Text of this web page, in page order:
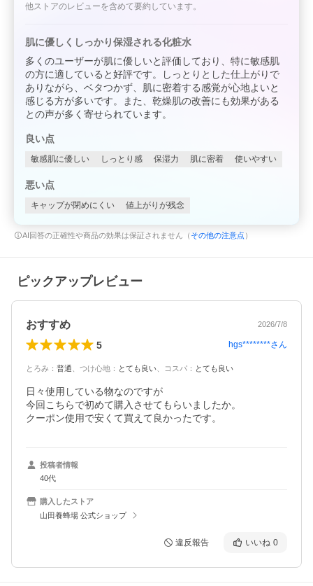
他ストアのレビューを含めて要約しています。
肌に優しくしっかり保湿される化粧水
多くのユーザーが肌に優しいと評価しており、特に敏感肌
の方に適していると好評です。しっとりとした仕上がりで
ありながら、ベタつかず、肌に密着する感覚が心地よいと
感じる方が多いです。また、乾燥肌の改善にも効果がある
との声が多く寄せられています。
良い点
敏感肌に優しい しっとり感 保湿力 肌に密着 使いやすい
悪い点
キャップが閉めにくい 値上がりが残念
AI回答の正確性や商品の効果は保証されません（ その他の注意点 ）
ピックアップレビュー
おすすめ 2026/7/8
5 hgs********さん
とろみ ： 普通 つけ心地 ： とても良い コスパ ： とても良い
日々使用している物なのですが
今回こちらで初めて購入させてもらいましたか。
クーポン使用で安くて買えて良かったです。
投稿者情報
40代
購入したストア
山田養蜂場 公式ショップ
違反報告 いいね 0